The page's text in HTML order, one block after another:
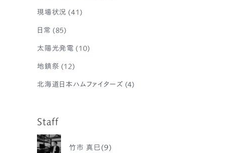
現場状況 (41)
日常 (85)
太陽光発電 (10)
地鎮祭 (12)
北海道日本ハムファイターズ (4)
Staff
竹市 真巳(9)